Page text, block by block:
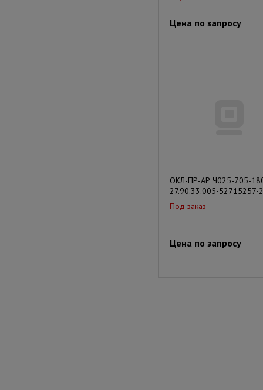
Цена по запросу
ОКЛ-ПР-АР Ч025-705-
27.90.33.005-52715257-
Под заказ
Цена по запросу